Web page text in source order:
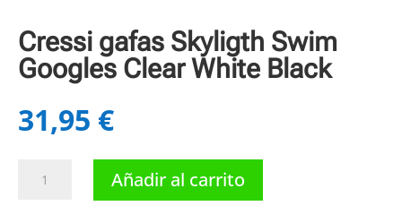
Cressi gafas Skyligth Swim
Googles Clear White Black
31,95 €
gafas
Añadir al carrito